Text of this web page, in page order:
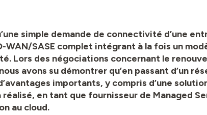
simple demande de connectivité d’une
WAN/SASE complet intégrant à la fois un
Lors des négociations concernant le
avons su démontrer qu’en passant d’un
importants, y compris d’une
réalisé, en tant que fournisseur de Managed
au cloud.